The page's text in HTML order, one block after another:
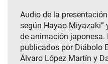
Audio de la
según Hayao Miyazaki”
de animación japonesa.
publicados por Diábolo
Álvaro López Martín y